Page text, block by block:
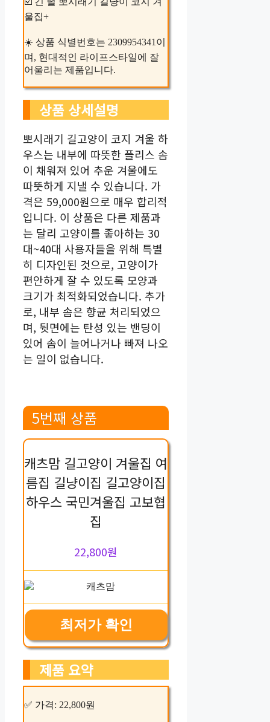
울집+
☀️ 상품 식별번호는 2309954341이
며, 현대적인 라이프스타일에 잘
어울리는 제품입니다.
상품 상세설명
뽀시래기 길고양이 코지 겨울 하
우스는 내부에 따뜻한 플리스 솜
이 채워져 있어 추운 겨울에도
따뜻하게 지낼 수 있습니다. 가
격은 59,000원으로 매우 합리적
입니다. 이 상품은 다른 제품과
는 달리 고양이를 좋아하는 30
대~40대 사용자들을 위해 특별
히 디자인된 것으로, 고양이가
편안하게 잘 수 있도록 모양과
크기가 최적화되었습니다. 추가
로, 내부 솜은 향균 처리되었으
며, 뒷면에는 탄성 있는 밴딩이
있어 솜이 늘어나거나 빠져 나오
는 일이 없습니다.
5번째 상품
캐츠맘 길고양이 겨울집 여
름집 길냥이집 길고양이집
하우스 국민겨울집 고보협
집
22,800원
최저가 확인
제품 요약
✅ 가격: 22,800원